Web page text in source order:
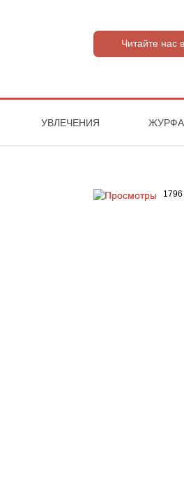
Читайте нас
УВЛЕЧЕНИЯ
1796